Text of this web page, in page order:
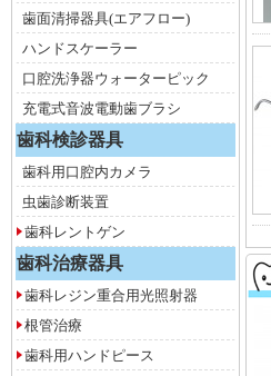
歯面清掃器具(エアフロー)
ハンドスケーラー
口腔洗浄器ウォーターピック
充電式音波電動歯ブラシ
歯科検診器具
歯科用口腔内カメラ
虫歯診断装置
歯科レントゲン
歯科治療器具
歯科レジン重合用光照射器
根管治療
歯科用ハンドピース